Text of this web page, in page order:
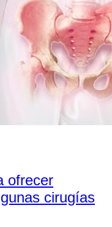
ofrecer
cirugías